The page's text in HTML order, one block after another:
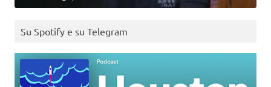
Su Spotify e su Telegram